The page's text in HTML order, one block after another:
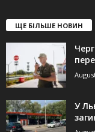
ЩЕ БІЛЬШЕ НОВИН
У